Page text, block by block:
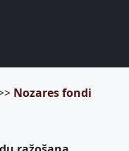
Nozares fondi